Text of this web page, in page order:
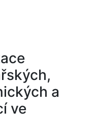
a
ve